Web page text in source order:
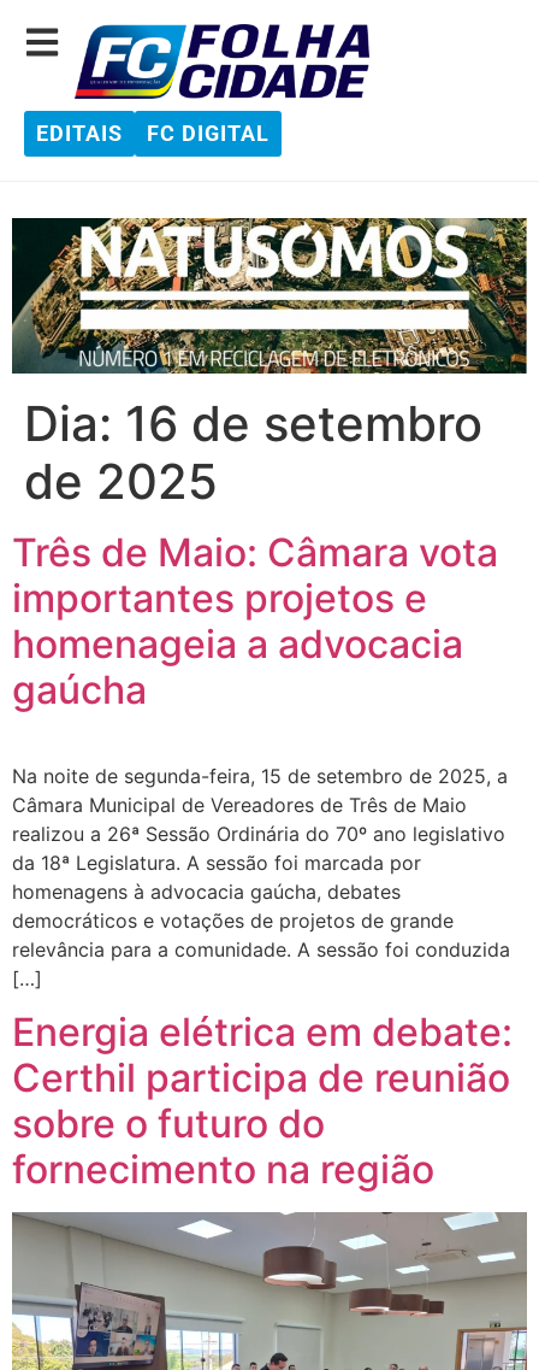
EDITAIS FC DIGITAL
Dia: 16 de setembro
de 2025
Três de Maio: Câmara vota
importantes projetos e
homenageia a advocacia
gaúcha
Na noite de segunda-feira, 15 de setembro de 2025, a
Câmara Municipal de Vereadores de Três de Maio
realizou a 26ª Sessão Ordinária do 70º ano legislativo
da 18ª Legislatura. A sessão foi marcada por
homenagens à advocacia gaúcha, debates
democráticos e votações de projetos de grande
relevância para a comunidade. A sessão foi conduzida
[…]
Energia elétrica em debate:
Certhil participa de reunião
sobre o futuro do
fornecimento na região